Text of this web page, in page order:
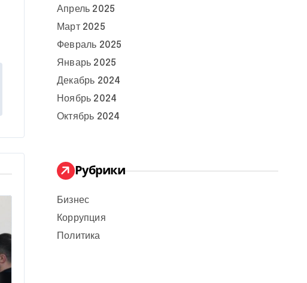
Апрель 2025
Март 2025
Февраль 2025
Январь 2025
Декабрь 2024
Ноябрь 2024
Октябрь 2024
Рубрики
Бизнес
Коррупция
Политика